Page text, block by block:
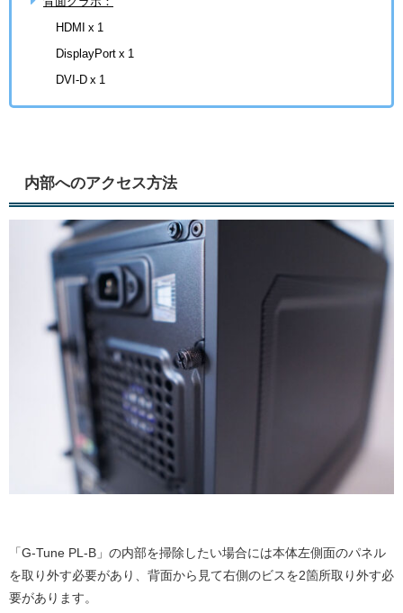
HDMI x 1
DisplayPort x 1
DVI-D x 1
内部へのアクセス方法
「G-Tune PL-B」の内部を掃除したい場合には本体左側面のパネル
を取り外す必要があり、背面から見て右側のビスを2箇所取り外す必
要があります。